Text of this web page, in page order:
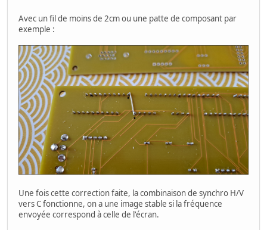
Avec un fil de moins de 2cm ou une patte de composant par
exemple :
Une fois cette correction faite, la combinaison de synchro H/V
vers C fonctionne, on a une image stable si la fréquence
envoyée correspond à celle de l'écran.